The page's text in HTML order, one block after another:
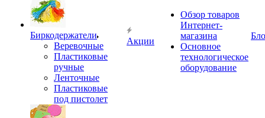
Биркодержатели
Веревочные
Пластиковые
ручные
Ленточные
Пластиковые
под пистолет
Акции
Обзор товаров
Интернет-
магазина
Основное
технологическое
оборудование